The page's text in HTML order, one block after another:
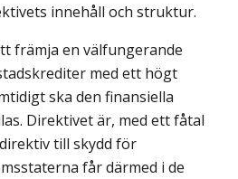
innehåll och struktur.
främja en välfungerande
med ett högt
ska den finansiella
Direktivet är, med ett fåtal
till skydd för
får därmed i de